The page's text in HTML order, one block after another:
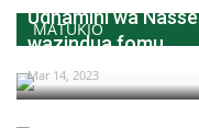
MATUKIO
Udhamini wa
wazindua fomu...
Mar 14, 2023